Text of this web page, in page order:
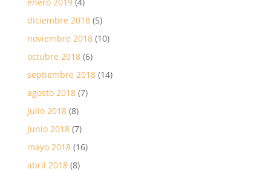
diciembre 2018(5)
noviembre 2018(10)
octubre 2018(6)
septiembre 2018(14)
agosto 2018(7)
julio 2018(8)
junio 2018(7)
mayo 2018(16)
abril 2018(8)